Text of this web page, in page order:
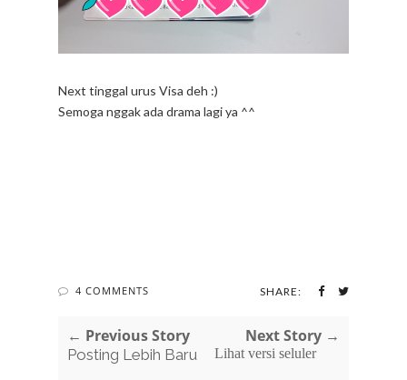
Next tinggal urus Visa deh :)
Semoga nggak ada drama lagi ya ^^
4 COMMENTS SHARE:
← Previous Story
Posting Lebih Baru
Next Story →
Lihat versi seluler